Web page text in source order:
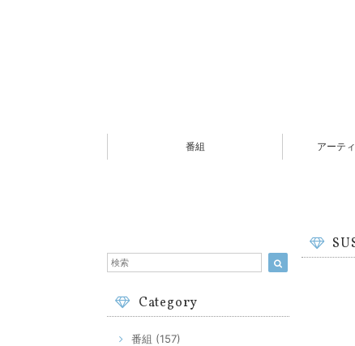
番組 アーテ
Category
番組 (157)